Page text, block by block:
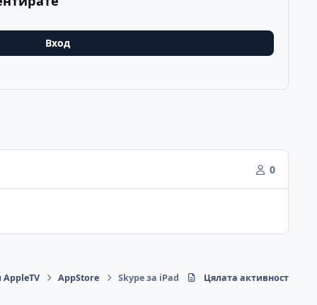
Вход
0
AppStore Skype за iPad Цялата активност